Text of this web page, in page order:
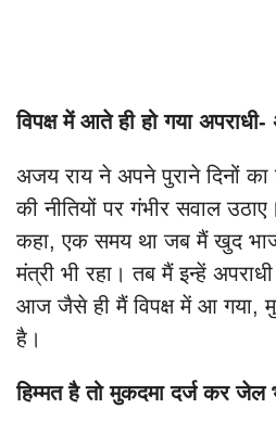
विपक्ष में आते ही हो गया
अजय राय ने अपने पुराने दिनों
की नीतियों पर गंभीर सवाल
कहा, एक समय था जब मैं खुद
मंत्री भी रहा। तब मैं इन्हें
आज जैसे ही मैं विपक्ष में आ गया,
है।
हिम्मत है तो मुकदमा दर्ज कर